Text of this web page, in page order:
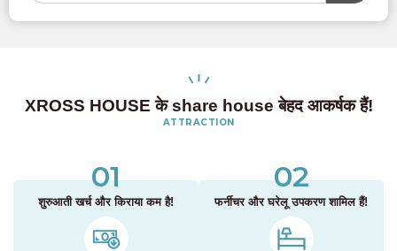
XROSS HOUSE के share house बेहद आकर्षक हैं!
ATTRACTION
01
शुरुआती खर्च और किराया कम है!
02
फर्नीचर और घरेलू उपकरण शामिल हैं!